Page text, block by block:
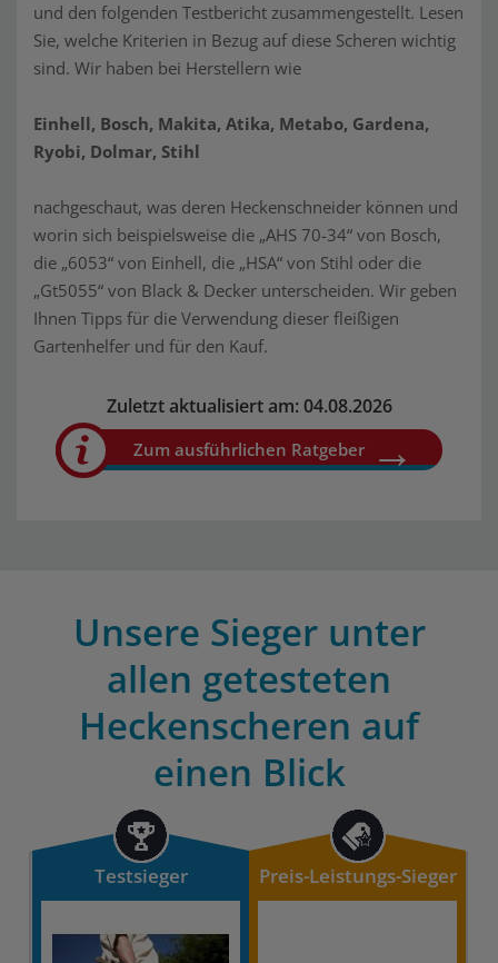
und den folgenden Testbericht zusammengestellt. Lesen
Sie, welche Kriterien in Bezug auf diese Scheren wichtig
sind. Wir haben bei Herstellern wie
Einhell, Bosch, Makita, Atika, Metabo, Gardena,
Ryobi, Dolmar, Stihl
nachgeschaut, was deren Heckenschneider können und
worin sich beispielsweise die „AHS 70-34“ von Bosch,
die „6053“ von Einhell, die „HSA“ von Stihl oder die
„Gt5055“ von Black & Decker unterscheiden. Wir geben
Ihnen Tipps für die Verwendung dieser fleißigen
Gartenhelfer und für den Kauf.
Zuletzt aktualisiert am: 04.08.2026
Zum ausführlichen Ratgeber
Unsere Sieger unter
allen getesteten
Heckenscheren auf
einen Blick
Testsieger Preis-Leistungs-Sieger